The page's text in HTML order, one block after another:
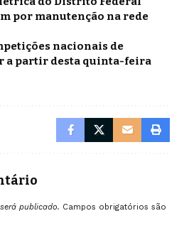
por manutenção na rede
nacionais de
a partir desta quinta-feira
publicado. Campos obrigatórios são